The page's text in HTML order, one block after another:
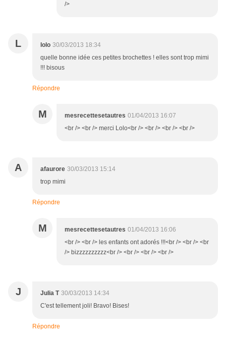
/>
L lolo 30/03/2013 18:34
quelle bonne idée ces petites brochettes ! elles sont trop mimi
!!! bisous
Répondre
M mesrecettesetautres 01/04/2013 16:07
<br /> <br /> merci Lolo<br /> <br /> <br /> <br />
A afaurore 30/03/2013 15:14
trop mimi
Répondre
M mesrecettesetautres 01/04/2013 16:06
<br /> <br /> les enfants ont adorés !!!<br /> <br /> <br
/> bizzzzzzzzzz<br /> <br /> <br /> <br />
J Julia T 30/03/2013 14:34
C'est tellement joli! Bravo! Bises!
Répondre